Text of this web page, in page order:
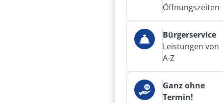
Öffnungszeiten
Bürgerservice
Leistungen von
A-Z
Ganz ohne
Termin!